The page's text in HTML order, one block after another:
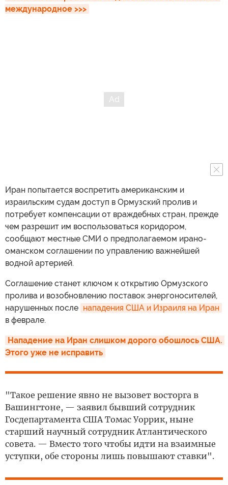
международное >>>
Иран попытается воспретить американским и
израильским судам доступ в Ормузский пролив и
потребует компенсации от враждебных стран, прежде
чем разрешит им воспользоваться коридором,
сообщают местные СМИ о предполагаемом ирано-
оманском соглашении по управлению важнейшей
водной артерией.
Соглашение станет ключом к открытию Ормузского
пролива и возобновлению поставок энергоносителей,
нарушенных после нападения США и Израиля на Иран
в феврале.
Нападение на Иран слишком дорого обошлось США.
Этого уже не исправить
"Такое решение явно не вызовет восторга в
Вашингтоне, — заявил бывший сотрудник
Госдепартамента США Томас Уоррик, ныне
старший научный сотрудник Атлантического
совета. — Вместо того чтобы идти на взаимные
уступки, обе стороны лишь повышают ставки".